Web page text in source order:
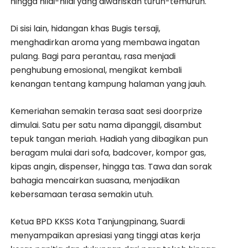
Di sisi lain, hidangan khas Bugis tersaji,
menghadirkan aroma yang membawa ingatan
pulang. Bagi para perantau, rasa menjadi
penghubung emosional, mengikat kembali
kenangan tentang kampung halaman yang jauh.
Kemeriahan semakin terasa saat sesi doorprize
dimulai. Satu per satu nama dipanggil, disambut
tepuk tangan meriah. Hadiah yang dibagikan pun
beragam mulai dari sofa, badcover, kompor gas,
kipas angin, dispenser, hingga tas. Tawa dan sorak
bahagia mencairkan suasana, menjadikan
kebersamaan terasa semakin utuh.
Ketua BPD KKSS Kota Tanjungpinang, Suardi
menyampaikan apresiasi yang tinggi atas kerja